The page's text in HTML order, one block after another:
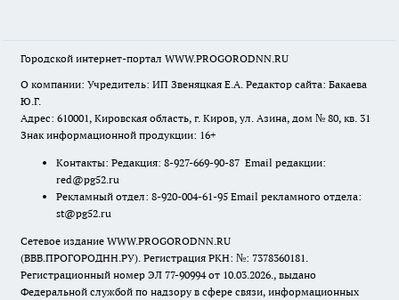
Городской интернет-портал WWW.PROGORODNN.RU
О компании: Учредитель: ИП Звеняцкая Е.А. Редактор сайта: Бакаева
Ю.Г.
Адрес: 610001, Кировская область, г. Киров, ул. Азина, дом № 80, кв. 31
Знак информационной продукции: 16+
Контакты: Редакция: 8-927-669-90-87 Email редакции:
red@pg52.ru
Рекламный отдел: 8-920-004-61-95 Email рекламного отдела:
st@pg52.ru
Сетевое издание WWW.PROGORODNN.RU
(ВВВ.ПРОГОРОДНН.РУ). Регистрация РКН: №: 7378360181.
Регистрационный номер ЭЛ 77-90994 от 10.03.2026., выдано
Федеральной службой по надзору в сфере связи, информационных